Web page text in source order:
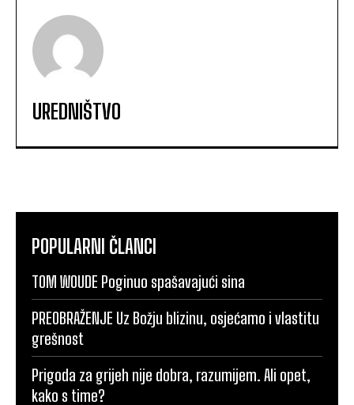
UREDNIŠTVO
POPULARNI ČLANCI
TOM WOUDE Poginuo spašavajući sina
PREOBRAŽENJE Uz Božju blizinu, osjećamo i vlastitu
grešnost
Prigoda za grijeh nije dobra, razumijem. Ali opet,
kako s time?